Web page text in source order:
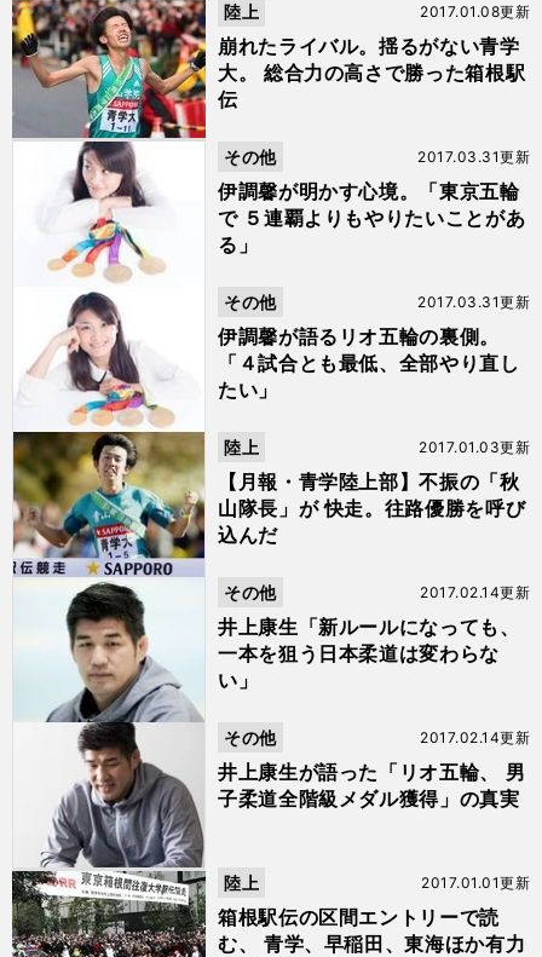
崩れたライバル。揺るがない青学
大。 総合力の高さで勝った箱根駅
伝
2017.01.08更新
陸上
伊調馨が明かす心境。「東京五輪
で ５連覇よりもやりたいことがあ
る」
2017.03.31更新
その他
伊調馨が語るリオ五輪の裏側。
「４試合とも最低、全部やり直し
たい」
2017.03.31更新
その他
【月報・青学陸上部】不振の「秋
山隊長」が 快走。往路優勝を呼び
込んだ
2017.01.03更新
陸上
井上康生「新ルールになっても、
一本を狙う日本柔道は変わらな
い」
2017.02.14更新
その他
井上康生が語った「リオ五輪、 男
子柔道全階級メダル獲得」の真実
2017.02.14更新
その他
箱根駅伝の区間エントリーで読
む、 青学、早稲田、東海ほか有力
2017.01.01更新
陸上